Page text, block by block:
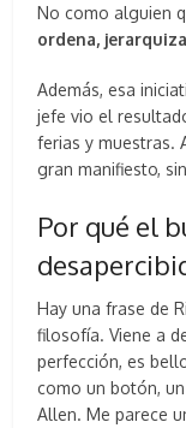
No como alguien
ordena,
Además, esa
jefe vio el
ferias y muestras.
gran manifiesto,
Por qué el
Hay una frase de
filosofía. Viene a
perfección, es
como un botón,
Allen. Me parece